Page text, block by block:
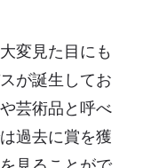
変見た目にも
が誕生してお
芸術品と呼べ
過去に賞を獲